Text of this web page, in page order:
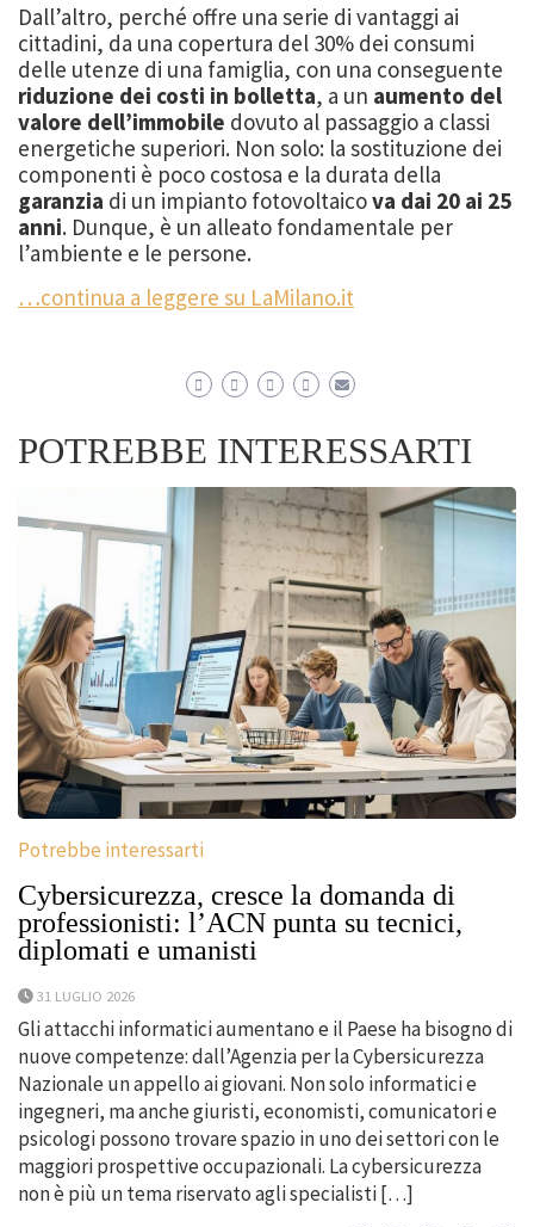
Dall’altro, perché offre una serie di vantaggi ai
cittadini, da una copertura del 30% dei consumi
delle utenze di una famiglia, con una conseguente
riduzione dei costi in bolletta, a un aumento del
valore dell’immobile dovuto al passaggio a classi
energetiche superiori. Non solo: la sostituzione dei
componenti è poco costosa e la durata della
garanzia di un impianto fotovoltaicova dai 20 ai 25
anni. Dunque, è un alleato fondamentale per
l’ambiente e le persone.
…continua a leggere su LaMilano.it
POTREBBE INTERESSARTI
Potrebbe interessarti
Cybersicurezza, cresce la domanda di
professionisti: l’ACN punta su tecnici,
diplomati e umanisti
31 LUGLIO 2026
Gli attacchi informatici aumentano e il Paese ha bisogno di
nuove competenze: dall’Agenzia per la Cybersicurezza
Nazionale un appello ai giovani. Non solo informatici e
ingegneri, ma anche giuristi, economisti, comunicatori e
psicologi possono trovare spazio in uno dei settori con le
maggiori prospettive occupazionali. La cybersicurezza
non è più un tema riservato agli specialisti […]